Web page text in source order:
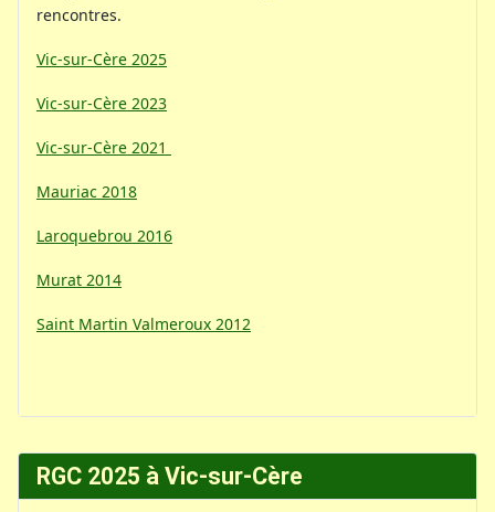
RGC 2025 à Vic-sur-Cère
rencontres.
Vic-sur-Cère 2025
Vic-sur-Cère 2023
Vic-sur-Cère 2021
Mauriac 2018
Laroquebrou 2016
Murat 2014
Saint Martin Valmeroux 2012